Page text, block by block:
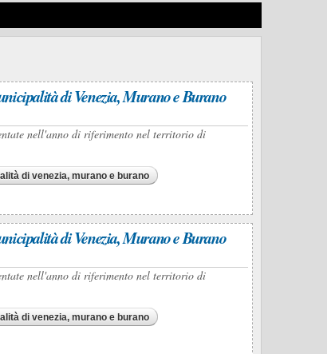
di Venezia, Murano e Burano
nell'anno di riferimento nel territorio di
di venezia, murano e burano
di Venezia, Murano e Burano
nell'anno di riferimento nel territorio di
di venezia, murano e burano